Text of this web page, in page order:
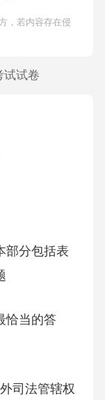
，若内容存在侵
试试卷
部分包括表
恰当的答
司法管辖权